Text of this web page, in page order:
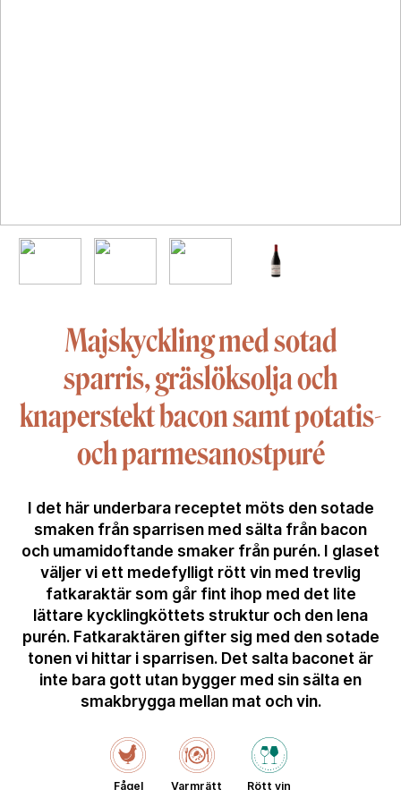
Majskyckling med sotad
sparris, gräslöksolja och
knaperstekt bacon samt potatis-
och parmesanostpuré
I det här underbara receptet möts den sotade
smaken från sparrisen med sälta från bacon
och umamidoftande smaker från purén. I glaset
väljer vi ett medefylligt rött vin med trevlig
fatkaraktär som går fint ihop med det lite
lättare kycklingköttets struktur och den lena
purén. Fatkaraktären gifter sig med den sotade
tonen vi hittar i sparrisen. Det salta baconet är
inte bara gott utan bygger med sin sälta en
smakbrygga mellan mat och vin.
Fågel Varmrätt Rött vin